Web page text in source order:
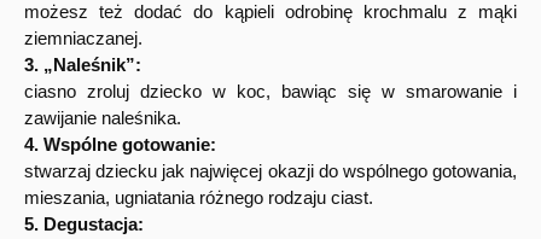
możesz też dodać do kąpieli odrobinę krochmalu z mąki
ziemniaczanej.
3. „Naleśnik”:
ciasno zroluj dziecko w koc, bawiąc się w smarowanie i
zawijanie naleśnika.
4. Wspólne gotowanie:
stwarzaj dziecku jak najwięcej okazji do wspólnego gotowania,
mieszania, ugniatania różnego rodzaju ciast.
5. Degustacja: